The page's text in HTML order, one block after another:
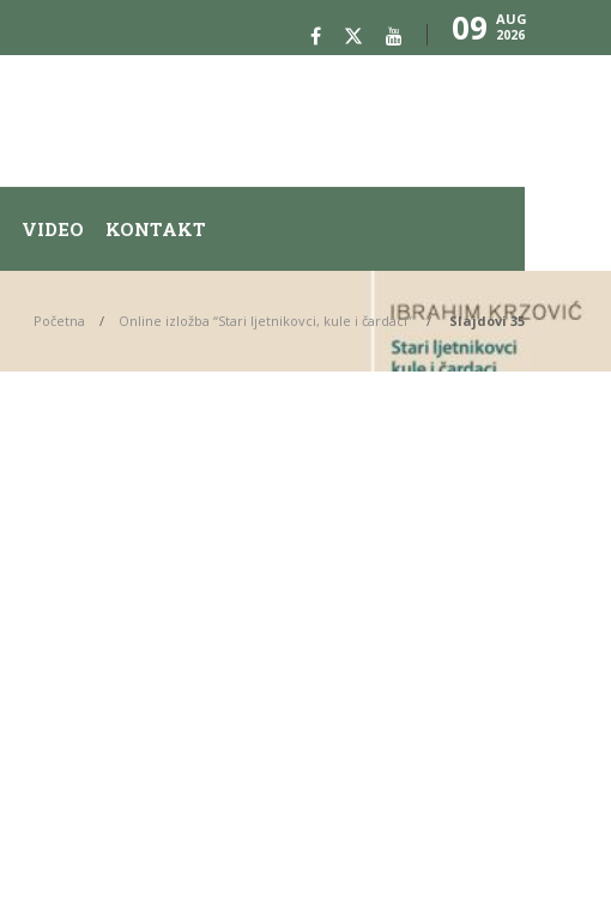
09 AUG
2026
VIDEO KONTAKT
Početna Online izložba “Stari ljetnikovci, kule i čardaci” Slajdovi 35